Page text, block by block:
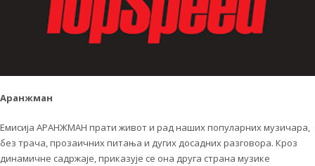
Аранжман
Емисија АРАНЖМАН прати живот и рад наших популарних музичара,
без трача, прозаичних питања и дугих досадних разговора. Кроз
динамичне садржаје, приказује се она друга страна музике